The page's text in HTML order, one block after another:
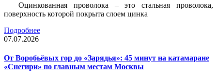
Оцинкованная проволока – это стальная проволока,
поверхность которой покрыта слоем цинка
Подробнее
07.07.2026
От Воробьёвых гор до «Зарядья»: 45 минут на катамаране
«Снегири» по главным местам Москвы